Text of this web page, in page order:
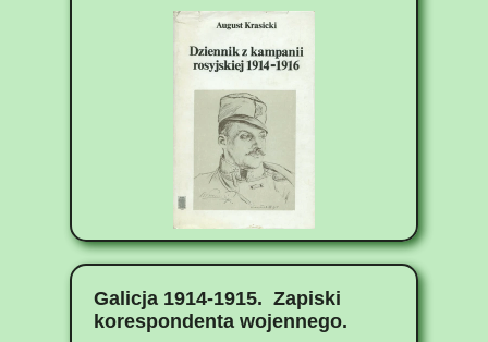
Galicja 1914-1915. Zapiski
korespondenta wojennego.